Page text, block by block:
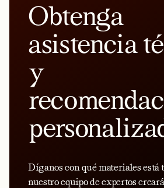
Obtenga
asistencia
y
Díganos con qué materiales está
nuestro equipo de expertos